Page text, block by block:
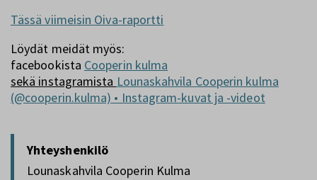
Tässä viimeisin Oiva-raportti
Löydät meidät myös:
facebookista Cooperin kulma
sekä instagramista Lounaskahvila Cooperin kulma
(@cooperin.kulma) • Instagram-kuvat ja -videot
Yhteyshenkilö
Lounaskahvila Cooperin Kulma